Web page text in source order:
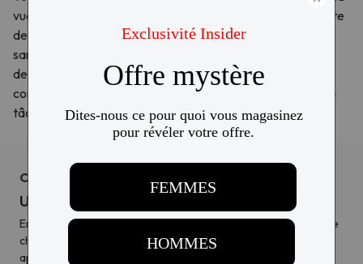
vue, ou vous pourriez être admissible à utiliser votre compte
de dépenses flexible (CGS) ou votre compte de dépenses
santé (CSS), pour réduire ou couvrir complètement le coût
de vos achats de lunettes sur ordonnance et de verre
cornéennes. Nous avons deux options pour vous faciliter la
tâche!
Option 1
Utilisez votre carte FSA ou HSA à la caisse.
Entrez simplement votre numéro de carte CGS ou CGS dans le
champ Carte de crédit lors du passage à la caisse pour
appliquer votre CGS à votre achat.